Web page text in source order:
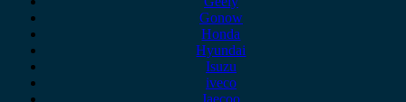
Gonow
Honda
Hyundai
Isuzu
iveco
Jaecoo